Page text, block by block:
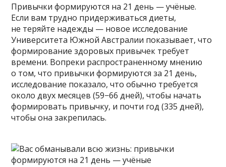
Привычки формируются на 21 день — учёные.
Если вам трудно придерживаться диеты,
не теряйте надежды — новое исследование
Университета Южной Австралии показывает, что
формирование здоровых привычек требует
времени. Вопреки распространенному мнению
о том, что привычки формируются за 21 день,
исследование показало, что обычно требуется
около двух месяцев (59−66 дней), чтобы начать
формировать привычку, и почти год (335 дней),
чтобы она закрепилась.